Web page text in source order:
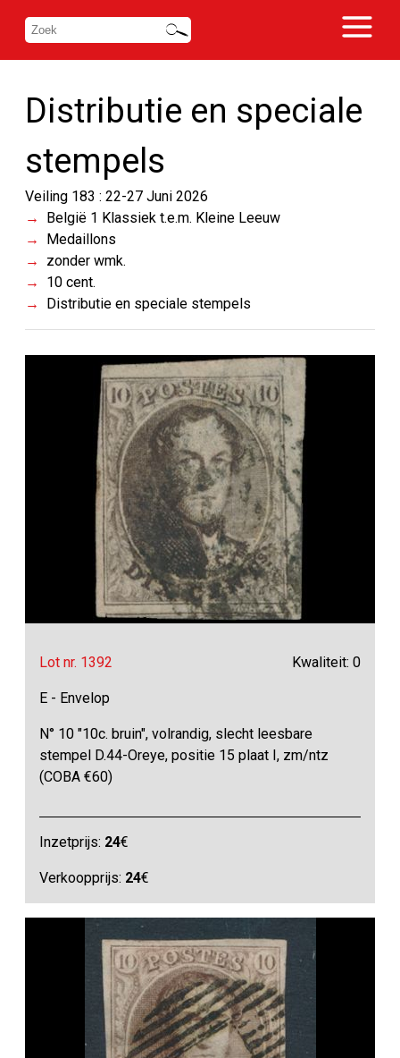
Distributie en speciale
stempels
Veiling 183 : 22-27 Juni 2026
België 1 Klassiek t.e.m. Kleine Leeuw
Medaillons
zonder wmk.
10 cent.
Distributie en speciale stempels
Lot nr. 1392 Kwaliteit: 0
E - Envelop
N° 10 "10c. bruin", volrandig, slecht leesbare
stempel D.44-Oreye, positie 15 plaat I, zm/ntz
(COBA €60)
Inzetprijs: 24€
Verkoopprijs: 24€